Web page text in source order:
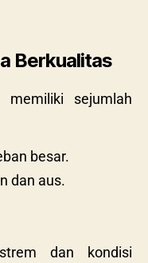
Berkualitas
sejumlah
besar.
dan aus.
dan kondisi